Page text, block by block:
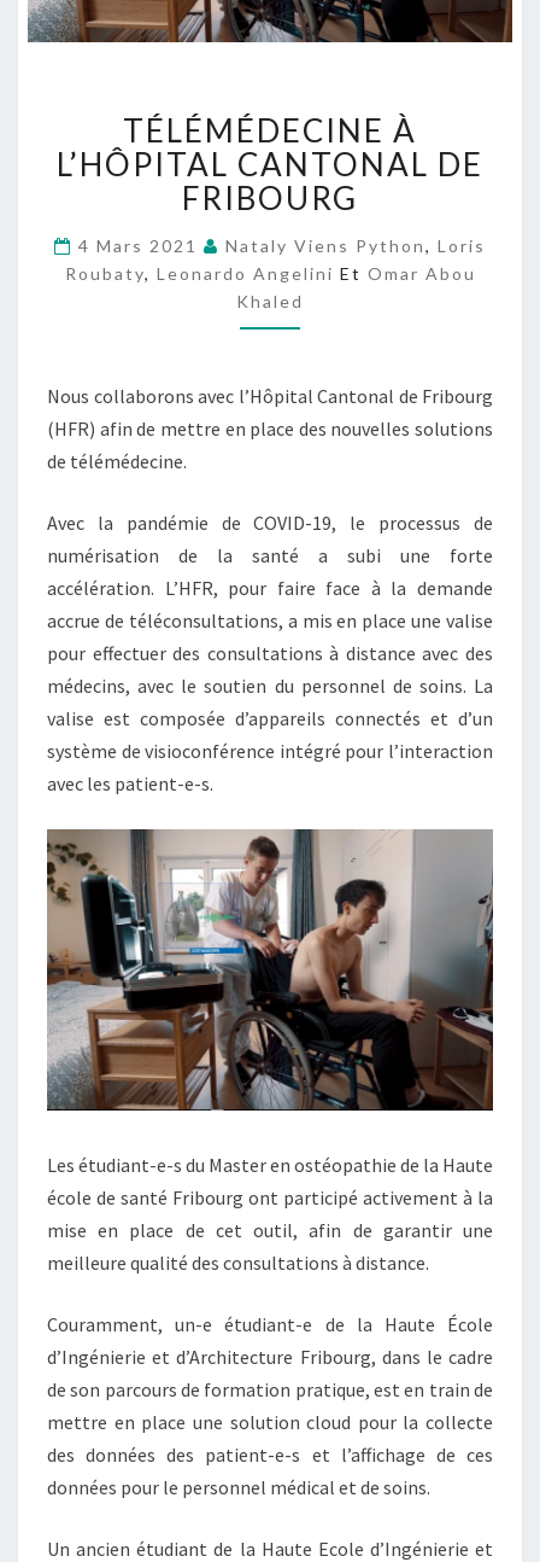
É
L
É
M
É
D
E
C
E
À
Ô
P
A
L
C
A
N
A
L
D
E
F
I
B
O
U
R
TÉLÉMÉDECINE À
L’HÔPITAL CANTONAL DE
FRIBOURG
4 Mars 2021 Nataly Viens Python, Loris
Roubaty, Leonardo Angelini Et Omar Abou
Khaled
Nous collaborons avec l’Hôpital Cantonal de Fribourg
(HFR) afin de mettre en place des nouvelles solutions
de télémédecine.
Avec la pandémie de COVID-19, le processus de
numérisation de la santé a subi une forte
accélération. L’HFR, pour faire face à la demande
accrue de téléconsultations, a mis en place une valise
pour effectuer des consultations à distance avec des
médecins, avec le soutien du personnel de soins. La
valise est composée d’appareils connectés et d’un
système de visioconférence intégré pour l’interaction
avec les patient-e-s.
Les étudiant-e-s du Master en ostéopathie de la Haute
école de santé Fribourg ont participé activement à la
mise en place de cet outil, afin de garantir une
meilleure qualité des consultations à distance.
Couramment, un-e étudiant-e de la Haute École
d’Ingénierie et d’Architecture Fribourg, dans le cadre
de son parcours de formation pratique, est en train de
mettre en place une solution cloud pour la collecte
des données des patient-e-s et l’affichage de ces
données pour le personnel médical et de soins.
Un ancien étudiant de la Haute Ecole d’Ingénierie et